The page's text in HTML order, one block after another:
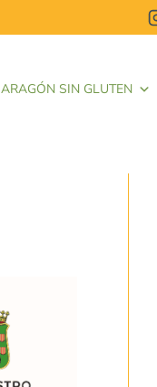
ARAGÓN SIN GLUTEN